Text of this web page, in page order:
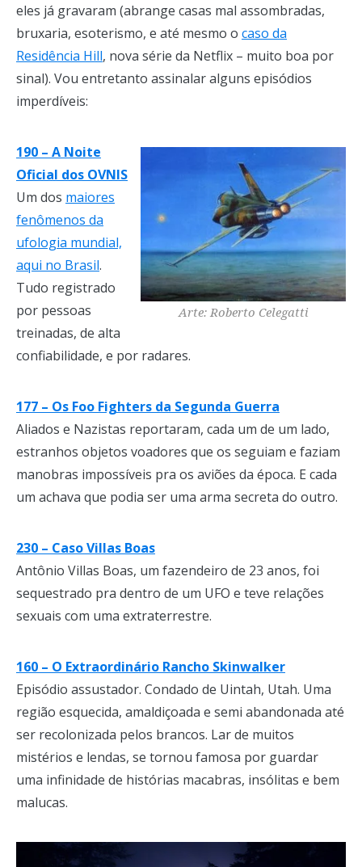
eles já gravaram (abrange casas mal assombradas,
bruxaria, esoterismo, e até mesmo o caso da
Residência Hill, nova série da Netflix – muito boa por
sinal). Vou entretanto assinalar alguns episódios
imperdíveis:
Arte: Roberto Celegatti
190 – A Noite
Oficial dos OVNIS
Um dos maiores
fenômenos da
ufologia mundial,
aqui no Brasil.
Tudo registrado
por pessoas
treinadas, de alta
confiabilidade, e por radares.
177 – Os Foo Fighters da Segunda Guerra
Aliados e Nazistas reportaram, cada um de um lado,
estranhos objetos voadores que os seguiam e faziam
manobras impossíveis pra os aviões da época. E cada
um achava que podia ser uma arma secreta do outro.
230 – Caso Villas Boas
Antônio Villas Boas, um fazendeiro de 23 anos, foi
sequestrado pra dentro de um UFO e teve relações
sexuais com uma extraterrestre.
160 – O Extraordinário Rancho Skinwalker
Episódio assustador. Condado de Uintah, Utah. Uma
região esquecida, amaldiçoada e semi abandonada até
ser recolonizada pelos brancos. Lar de muitos
mistérios e lendas, se tornou famosa por guardar
uma infinidade de histórias macabras, insólitas e bem
malucas.